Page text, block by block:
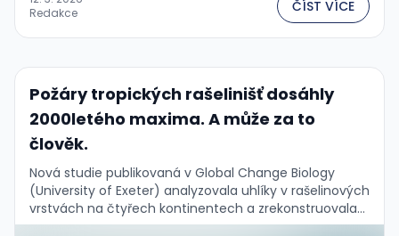
Redakce
ČÍST VÍCE
Požáry tropických rašelinišť dosáhly
2000letého maxima. A může za to
člověk.
Nová studie publikovaná v Global Change Biology
(University of Exeter) analyzovala uhlíky v rašelinových
vrstvách na čtyřech kontinentech a zrekonstruovala
historii požárů za posledních 2 000 let....